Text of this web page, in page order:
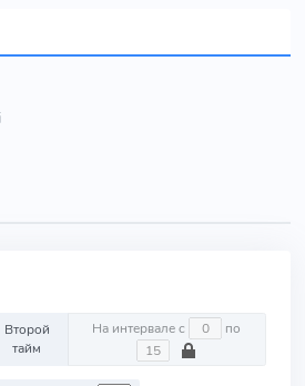
Второй
тайм
На интервале с по